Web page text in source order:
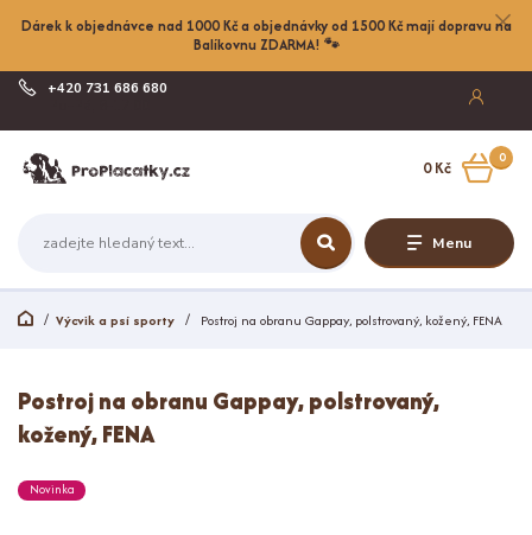
Dárek k objednávce nad 1000 Kč a objednávky od 1500 Kč mají dopravu na
Balíkovnu ZDARMA! 🐾
Menu
+420 731 686 680
0
0 Kč
Výcvik a psí sporty Postroj na obranu Gappay, polstrovaný, kožený, FENA
Postroj na obranu Gappay, polstrovaný,
kožený, FENA
Novinka